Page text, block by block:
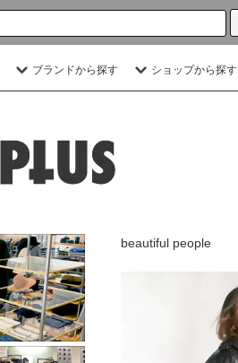
ブランドから探す ショップから探す
beautiful people